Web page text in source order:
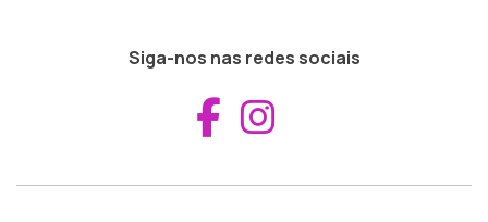
Siga-nos nas redes sociais
Aceder ao